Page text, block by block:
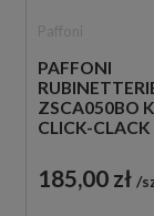
PAFFONI
ZSCA050BO
CLICK-
185,00 zł